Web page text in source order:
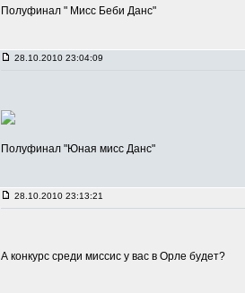
Полуфинал " Мисс Беби Данс"
28.10.2010 23:04:09
Полуфинал "Юная мисс Данс"
28.10.2010 23:13:21
А конкурс среди миссис у вас в Орле будет?